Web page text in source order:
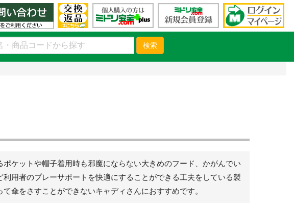
検索
ケットや帽子着用時も邪魔にならない大きめのフード、かがんでい
用者のプレーサポートを快適にすることができる工夫をしている製
傘をさすことができないキャディさんにおすすめです。